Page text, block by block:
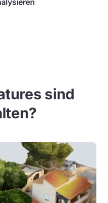
sind